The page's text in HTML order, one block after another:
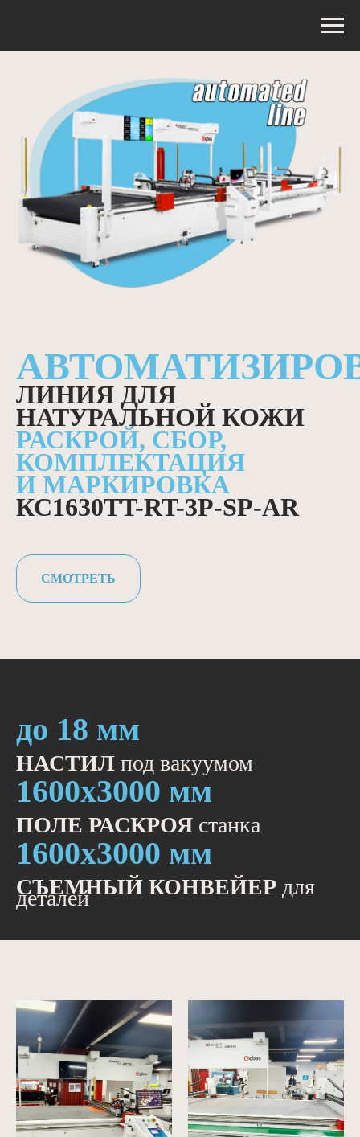
ЛИНИЯ ДЛЯ
НАТУРАЛЬНОЙ КОЖИ
РАСКРОЙ, СБОР,
КОМПЛЕКТАЦИЯ
И МАРКИРОВКА
КС1630TT-RT-3P-SP-AR
СМОТРЕТЬ
до 18 мм
НАСТИЛ под вакуумом
1600х3000 мм
ПОЛЕ РАСКРОЯ станка
1600х3000 мм
СЪЕМНЫЙ КОНВЕЙЕР для
деталей